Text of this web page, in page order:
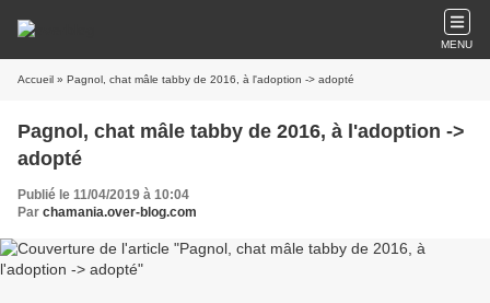
MENU
Accueil » Pagnol, chat mâle tabby de 2016, à l'adoption -> adopté
Pagnol, chat mâle tabby de 2016, à l'adoption ->
adopté
Publié le 11/04/2019 à 10:04
Par chamania.over-blog.com